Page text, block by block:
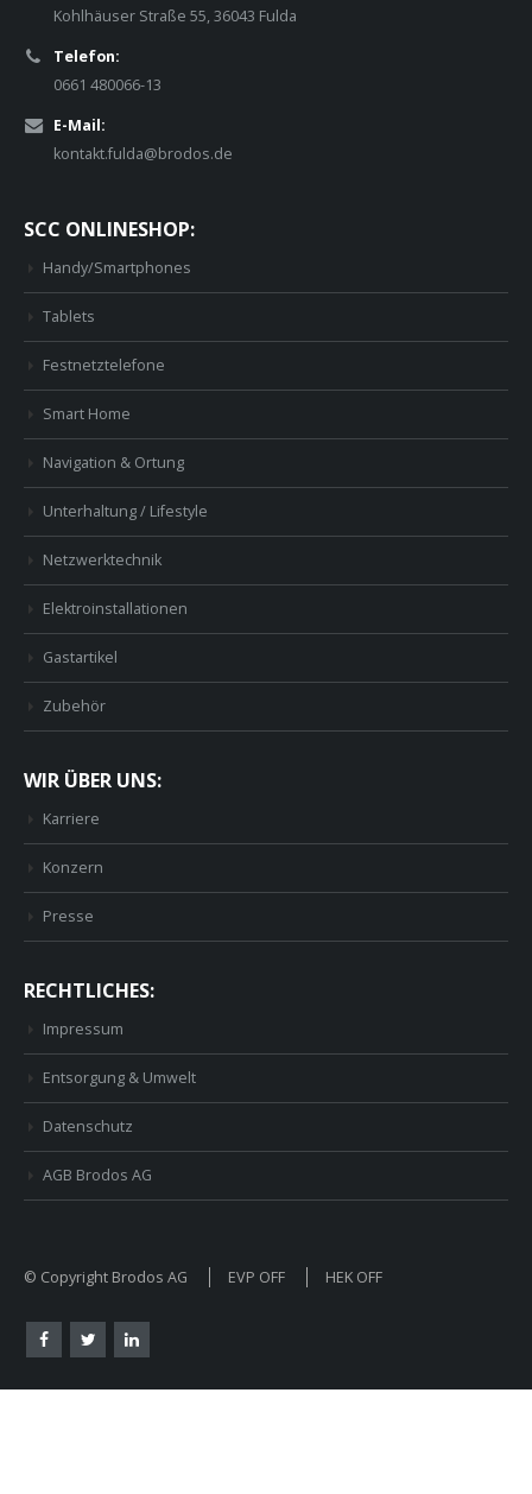
Kohlhäuser Straße 55, 36043 Fulda
Telefon:
0661 480066-13
E-Mail:
kontakt.fulda@brodos.de
SCC ONLINESHOP:
Handy/Smartphones
Tablets
Festnetztelefone
Smart Home
Navigation & Ortung
Unterhaltung / Lifestyle
Netzwerktechnik
Elektroinstallationen
Gastartikel
Zubehör
WIR ÜBER UNS:
Karriere
Konzern
Presse
RECHTLICHES:
Impressum
Entsorgung & Umwelt
Datenschutz
AGB Brodos AG
© Copyright Brodos AG EVP OFF HEK OFF